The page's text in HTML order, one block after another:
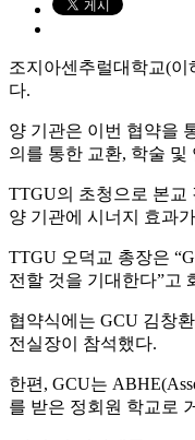
조지아센추럴대학교(이
다.
양 기관은 이번 협약을
의를 통한 교환, 학술
TTGU의 초청으로 본교
양 기관에 시너지 효과
TTGU 오덕교 총장은
전할 것을 기대한다”고
협약식에는 GCU 김창
전실장이 참석했다.
한편, GCU는
를 받은 정회원 학교로